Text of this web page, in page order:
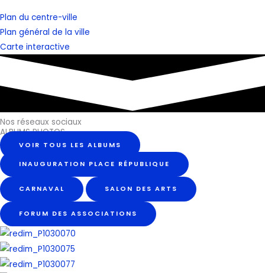
Plan du centre-ville
Plan général de la ville
Carte interactive
Nos réseaux sociaux
ALBUMS PHOTOS
VOIR TOUS LES ALBUMS
INAUGURATION PLACE RÉPUBLIQUE
CARNAVAL SALON DES ARTS
FORUM DES ASSOCIATIONS